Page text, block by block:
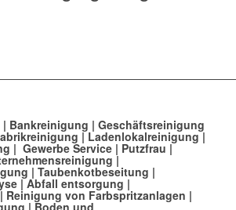
| Bankreinigung | Geschäftsreinigung
|Ladenlokalreinigung|
| Gewerbe Service| Putzfrau |
|
| Taubenkotbeseitung |
|Abfall entsorgung |
| Reinigung von Farbspritzanlagen |
|Boden und